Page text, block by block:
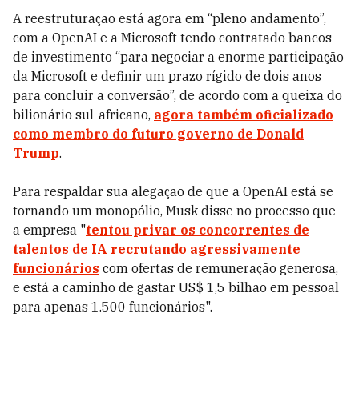
A reestruturação está agora em “pleno andamento”,
com a OpenAI e a Microsoft tendo contratado bancos
de investimento “para negociar a enorme participação
da Microsoft e definir um prazo rígido de dois anos
para concluir a conversão”, de acordo com a queixa do
bilionário sul-africano, agora também oficializado
como membro do futuro governo de Donald
Trump.
Para respaldar sua alegação de que a OpenAI está se
tornando um monopólio, Musk disse no processo que
a empresa "tentou privar os concorrentes de
talentos de IA recrutando agressivamente
funcionários com ofertas de remuneração generosa,
e está a caminho de gastar US$ 1,5 bilhão em pessoal
para apenas 1.500 funcionários".